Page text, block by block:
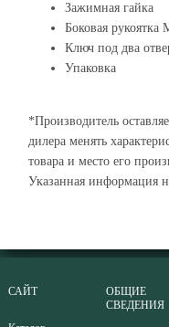
Зажимная гайка
Боковая рукоятка
Ключ под два
Упаковка
*Производитель
дилера менять
товара и место его
Указанная информация
САЙТ
ОБЩИЕ
СВЕДЕНИЯ